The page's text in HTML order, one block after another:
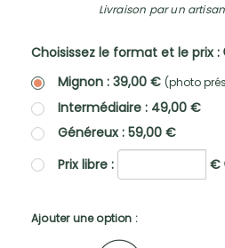
Livraison par un
Choisissez le format et le prix :
Mignon : 39,00 € (photo
Intermédiaire : 49,00 €
Généreux : 59,00 €
Prix libre :
€
Ajouter une option :